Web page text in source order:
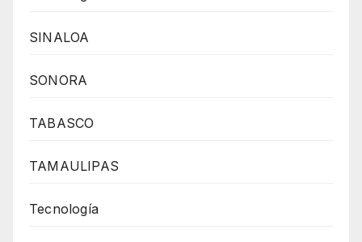
SINALOA
SONORA
TABASCO
TAMAULIPAS
Tecnología